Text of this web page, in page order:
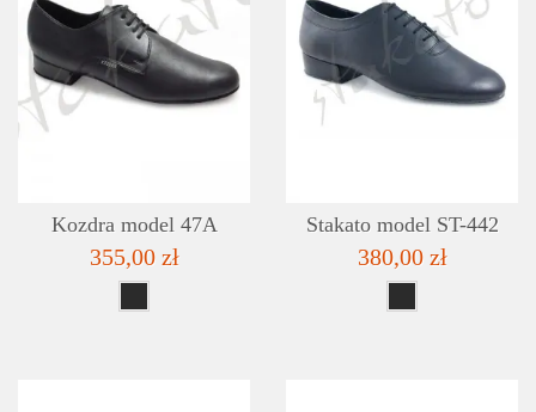
SZCZEGÓŁY
Kozdra model 47A
355,00 zł
Stakato model ST-442
380,00 zł